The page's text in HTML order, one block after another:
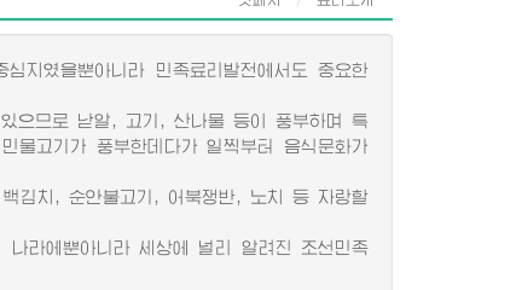
였을뿐아니라 민족료리발전에서도 중요한
으므로 낟알, 고기, 산나물 등이 풍부하며 특
물고기가 풍부한데다가 일찍부터 음식문화가
김치, 순안불고기, 어북쟁반, 노치 등 자랑할
라에뿐아니라 세상에 널리 알려진 조선민족